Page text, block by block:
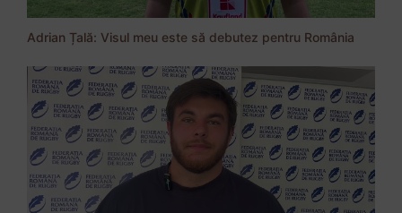
Adrian Țală: Visul meu este să debutez pentru România